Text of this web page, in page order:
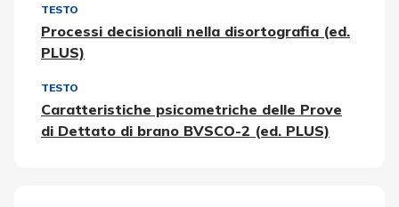
TESTO
Processi decisionali nella disortografia (ed.
PLUS)
TESTO
Caratteristiche psicometriche delle Prove
di Dettato di brano BVSCO-2 (ed. PLUS)